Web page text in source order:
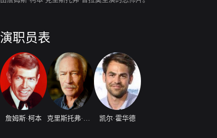
演职员表
詹姆斯·柯本 凯尔·霍华德